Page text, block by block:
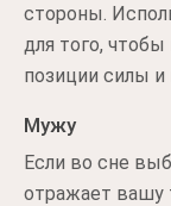
стороны.
для того,
позиции силы и
Мужу
Если во сне
отражает вашу